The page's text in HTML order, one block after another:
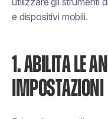
e dispositivi mobili.
1. ABILITA LE
IMPOSTAZIONI